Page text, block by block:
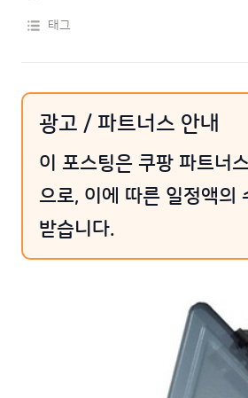
태그
광고 / 파트너스 안내
이 포스팅은 쿠팡 파트너
으로, 이에 따른 일정액의
받습니다.